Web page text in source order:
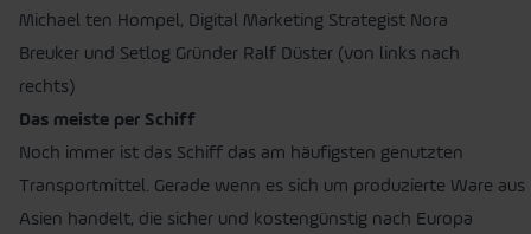
Michael ten Hompel, Digital Marketing Strategist Nora
Breuker und Setlog Gründer Ralf Düster (von links nach
rechts)
Das meiste per Schiff
Noch immer ist das Schiff das am häufigsten genutzten
Transportmittel. Gerade wenn es sich um produzierte Ware aus
Asien handelt, die sicher und kostengünstig nach Europa